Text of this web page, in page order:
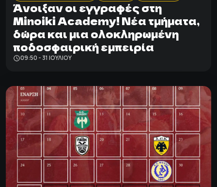
Άνοιξαν οι εγγραφές στη
Minoiki Academy! Νέα τμήματα,
δώρα και μια ολοκληρωμένη
ποδοσφαιρική εμπειρία
09:50 - 31 ΙΟΥΛΊΟΥ